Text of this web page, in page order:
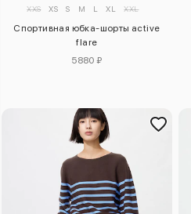
XXS XS S M L XL XXL
Спортивная юбка-шорты active
flare
5880 ₽